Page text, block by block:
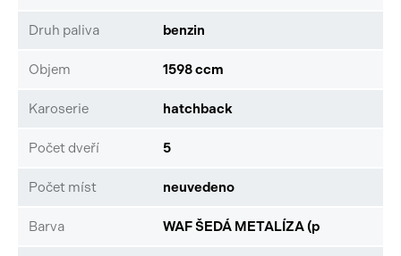
Druh paliva benzin
Objem 1598 ccm
Karoserie hatchback
Počet dveří 5
Počet míst neuvedeno
Barva WAF ŠEDÁ METALÍZA (p